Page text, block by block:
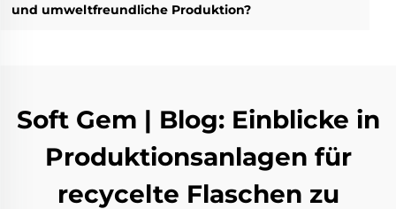
und umweltfreundliche Produktion?
Soft Gem | Blog: Einblicke in
Produktionsanlagen für
recycelte Flaschen zu